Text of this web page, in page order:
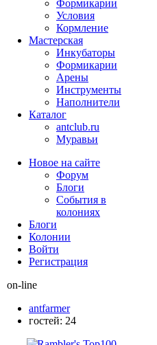
Формикарии
Условия
Кормление
Мастерская
Инкубаторы
Формикарии
Арены
Инструменты
Наполнители
Каталог
antclub.ru
Муравьи
Новое на сайте
Форум
Блоги
События в
колониях
Блоги
Колонии
Войти
Peгиcтpaция
on-line
antfarmer
гостей: 24